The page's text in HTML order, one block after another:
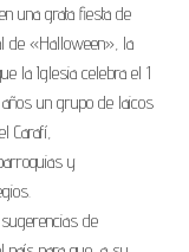
una grata fiesta de
de «Halloween», la
la Iglesia celebra el 1
un grupo de laicos
Carafí,
y
de